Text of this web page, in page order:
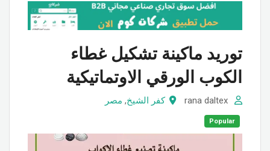
توريد ماكينة تشكيل غطاء
الكوب الورقي الاوتماتيكية
كفر الشيخ, مصر
Popular